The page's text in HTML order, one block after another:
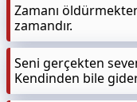
Zamanı
zamandır.
Seni gerçekten
Kendinden bile